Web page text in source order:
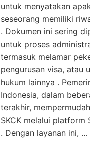
untuk menyatakan
seseorang memiliki
. Dokumen ini sering
untuk proses
termasuk melamar
pengurusan visa, atau
hukum lainnya .
Indonesia, dalam
terakhir,
SKCK melalui platform
. Dengan layanan ini, …